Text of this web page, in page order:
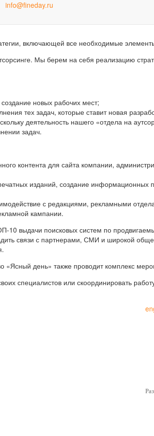
info@fineday.ru
включающей все необходимые
Мы берем на себя реализацию
новых рабочих мест;
тех задач, которые ставит новая
деятельность нашего «отдела на
задач.
контента для сайта компании,
изданий, создание информационных
с редакциями, рекламными
кампании.
10 выдачи поисковых систем по
связи с партнерами, СМИ и широкой
«Ясный день» также проводит комплекс
специалистов или скоординировать